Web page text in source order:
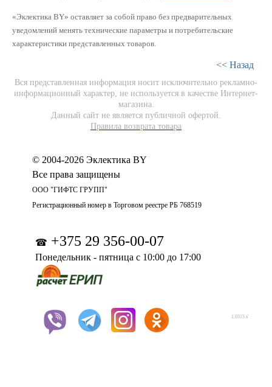
«Эклектика BY» оставляет за собой право без предварительных
уведомлений менять технические параметры и потребительские
характеристики представленных товаров.
<< Назад
Вся представленная информация носит исключительно рекламно-
информационный характер, не используется в качестве Интернет-
магазина.
Данный сайт не является публичной офертой.
Правила возврата товара
© 2004-2026 Эклектика BY
Все права защищены
ООО "ГИФТС ГРУПП"
Регистрационный номер в Торговом реестре РБ 768519
☎ +375 29 356-00-07
Понедельник - пятница с 10:00 до 17:00
1.0315 s'